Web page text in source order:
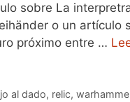
sobre La
o un artículo
próximo entre …
al dado, relic,